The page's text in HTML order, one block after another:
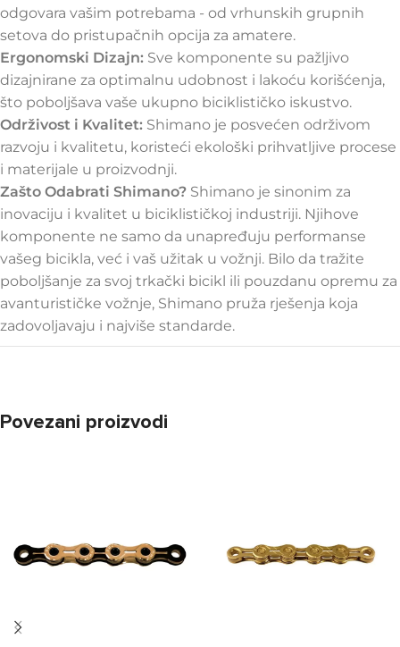
odgovara vašim potrebama - od vrhunskih grupnih
setova do pristupačnih opcija za amatere.
Ergonomski Dizajn: Sve komponente su pažljivo
dizajnirane za optimalnu udobnost i lakoću korišćenja,
što poboljšava vaše ukupno biciklističko iskustvo.
Održivost i Kvalitet: Shimano je posvećen održivom
razvoju i kvalitetu, koristeći ekološki prihvatljive procese
i materijale u proizvodnji.
Zašto Odabrati Shimano? Shimano je sinonim za
inovaciju i kvalitet u biciklističkoj industriji. Njihove
komponente ne samo da unapređuju performanse
vašeg bicikla, već i vaš užitak u vožnji. Bilo da tražite
poboljšanje za svoj trkački bicikl ili pouzdanu opremu za
avanturističke vožnje, Shimano pruža rješenja koja
zadovoljavaju i najviše standarde.
Povezani proizvodi